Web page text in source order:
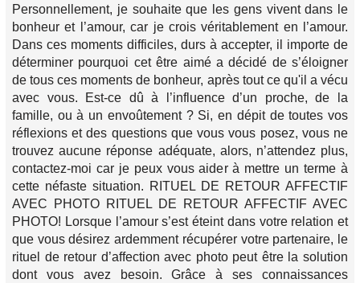
Personnellement, je souhaite que les gens vivent dans le
bonheur et l’amour, car je crois véritablement en l’amour.
Dans ces moments difficiles, durs à accepter, il importe de
déterminer pourquoi cet être aimé a décidé de s’éloigner
de tous ces moments de bonheur, après tout ce qu'il a vécu
avec vous. Est-ce dû à l’influence d’un proche, de la
famille, ou à un envoûtement ? Si, en dépit de toutes vos
réflexions et des questions que vous vous posez, vous ne
trouvez aucune réponse adéquate, alors, n’attendez plus,
contactez-moi car je peux vous aider à mettre un terme à
cette néfaste situation. RITUEL DE RETOUR AFFECTIF
AVEC PHOTO RITUEL DE RETOUR AFFECTIF AVEC
PHOTO! Lorsque l’amour s’est éteint dans votre relation et
que vous désirez ardemment récupérer votre partenaire, le
rituel de retour d’affection avec photo peut être la solution
dont vous avez besoin. Grâce à ses connaissances